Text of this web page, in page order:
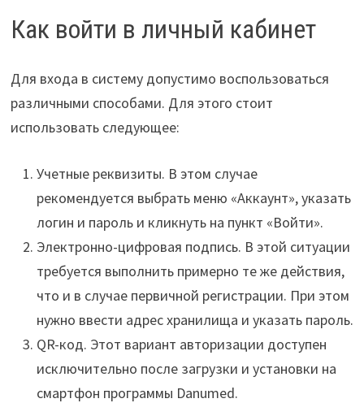
Как войти в личный кабинет
Для входа в систему допустимо воспользоваться
различными способами. Для этого стоит
использовать следующее:
Учетные реквизиты. В этом случае
рекомендуется выбрать меню «Аккаунт», указать
логин и пароль и кликнуть на пункт «Войти».
Электронно-цифровая подпись. В этой ситуации
требуется выполнить примерно те же действия,
что и в случае первичной регистрации. При этом
нужно ввести адрес хранилища и указать пароль.
QR-код. Этот вариант авторизации доступен
исключительно после загрузки и установки на
смартфон программы Danumed.